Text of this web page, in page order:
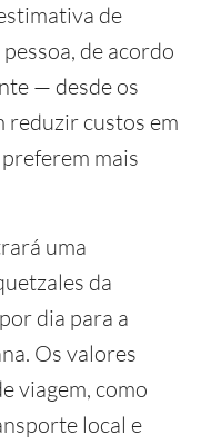
de
de acordo
— desde os
reduzir custos em
mais
uma
da
dia para a
Os valores
viagem, como
local e